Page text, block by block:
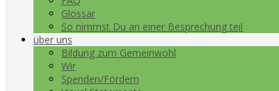
Glossar
So nimmst Du an einer Besprechung teil
über uns
Bildung zum Gemeinwohl
Wir
Spenden/Fördern